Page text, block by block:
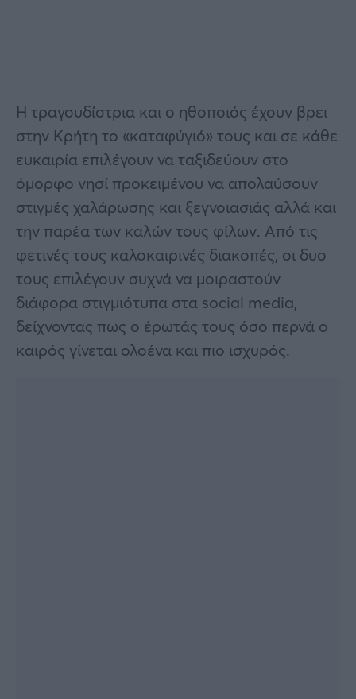
Η τραγουδίστρια και ο ηθοποιός έχουν βρει
στην Κρήτη το «καταφύγιό» τους και σε κάθε
ευκαιρία επιλέγουν να ταξιδεύουν στο
όμορφο νησί προκειμένου να απολαύσουν
στιγμές χαλάρωσης και ξεγνοιασιάς αλλά και
την παρέα των καλών τους φίλων. Από τις
φετινές τους καλοκαιρινές διακοπές, οι δυο
τους επιλέγουν συχνά να μοιραστούν
διάφορα στιγμιότυπα στα social media,
δείχνοντας πως ο έρωτάς τους όσο περνά ο
καιρός γίνεται ολοένα και πιο ισχυρός.